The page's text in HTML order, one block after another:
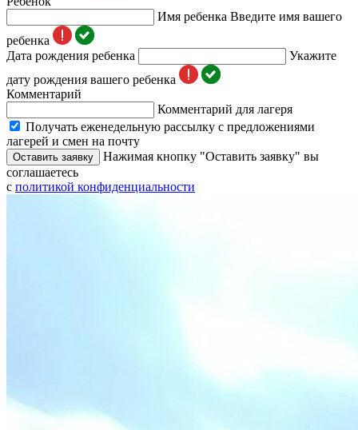
Имя ребенка Введите имя вашего
ребенка
Дата рождения ребенка
Укажите
дату рождения вашего ребенка
Комментарий
Комментарий для лагеря
Получать еженедельную рассылку с предложениями
лагерей и смен на почту
Оставить заявку
Нажимая кнопку "Оставить заявку" вы
соглашаетесь
с политикой конфиденциальности